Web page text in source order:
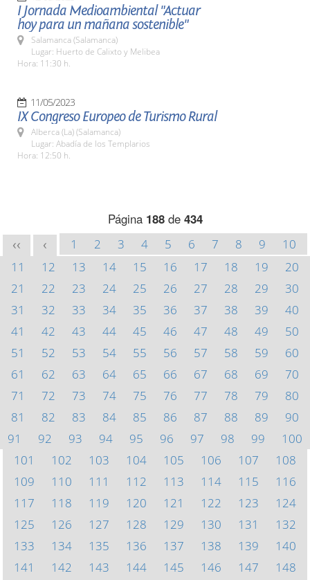
I Jornada Medioambiental "Actuar
hoy para un mañana sostenible"
Salamanca (Salamanca)
Lugar: Huerto de Calixto y Melibea
Hora: 11:30 h.
11/05/2023
IX Congreso Europeo de Turismo Rural
Alberca (La) (Salamanca)
Lugar: Abadía de los Templarios
Hora: 12:50 h.
Página 188de 434
<< < 1 2 3 4 5 6 7 8 9
10
11
12 13 14 15 16 17 18 19
20
21
22 23 24 25 26 27 28 29
30
31
32 33 34 35 36 37 38 39
40
41
42 43 44 45 46 47 48 49
50
51
52 53 54 55 56 57 58 59
60
61
62 63 64 65 66 67 68 69
70
71
72 73 74 75 76 77 78 79
80
81
82 83 84 85 86 87 88 89
90
91
92 93 94 95 96 97 98 99
100
101
102 103 104 105 106 107
108
109
110 111 112 113 114 115
116
117
118 119 120 121 122 123
124
125
126 127 128 129 130 131
132
133
134 135 136 137 138 139
140
141
142 143 144 145 146 147
148